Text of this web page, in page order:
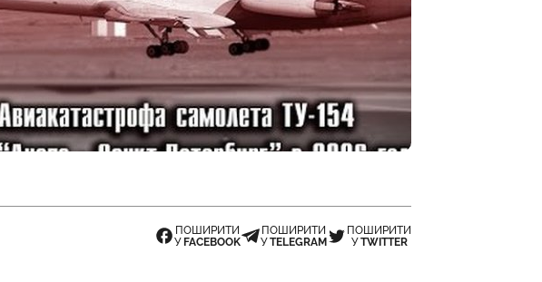
ПОШИРИТИ
У FACEBOOK
ПОШИРИТИ
УTELEGRAM
ПОШИРИТИ
УTWITTER